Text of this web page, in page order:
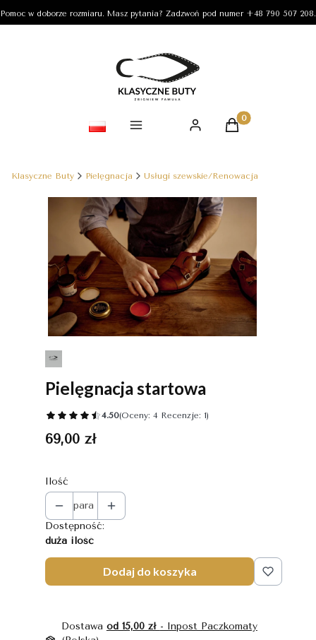
Pomoc w doborze rozmiaru. Masz pytania? Zadzwoń pod numer +48 790 507 208.
Produkty w
Klasyczne Buty Pielęgnacja Usługi szewskie/Renowacja
Pielęgnacja startowa
4.50(Oceny: 4 Recenzje: 1)
Cena
69,00 zł
Ilość
para
Dostępność:
duża ilość
Dodaj do koszyka
Dostawa od 15,00 zł - Inpost Paczkomaty